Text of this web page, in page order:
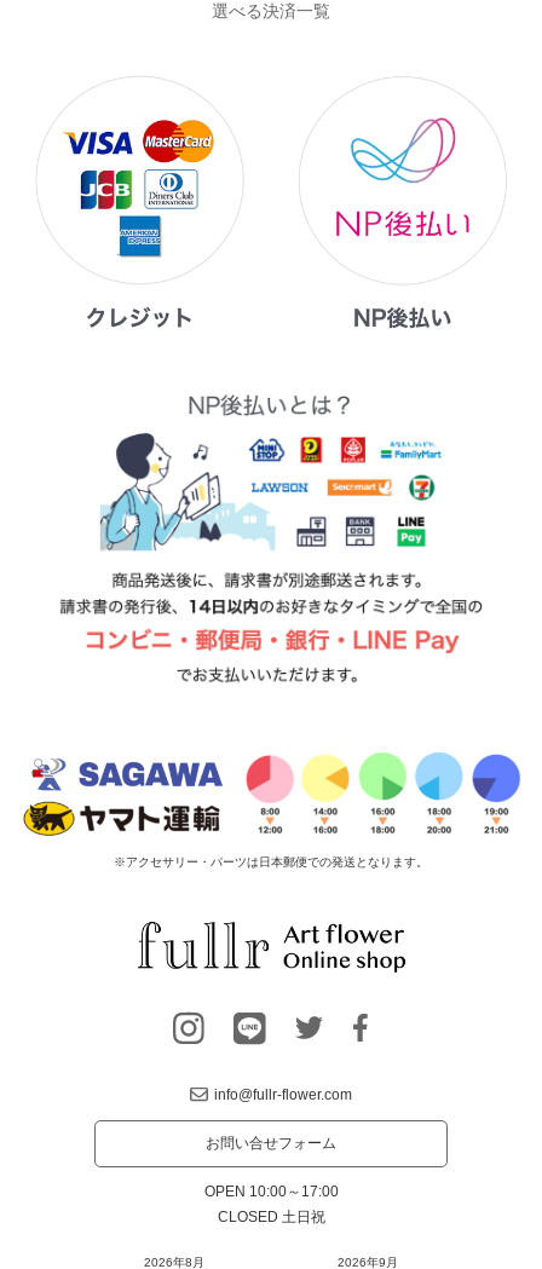
選べる決済一覧
※アクセサリー・パーツは日本郵便での発送となります。
info@fullr-flower.com
お問い合せフォーム
OPEN 10:00～17:00
CLOSED 土日祝
2026年8月 2026年9月